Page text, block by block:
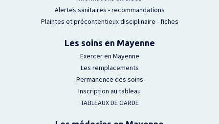
Alertes sanitaires - recommandations
Plaintes et précontentieux disciplinaire - fiches
Les soins en Mayenne
Exercer en Mayenne
Les remplacements
Permanence des soins
Inscription au tableau
TABLEAUX DE GARDE